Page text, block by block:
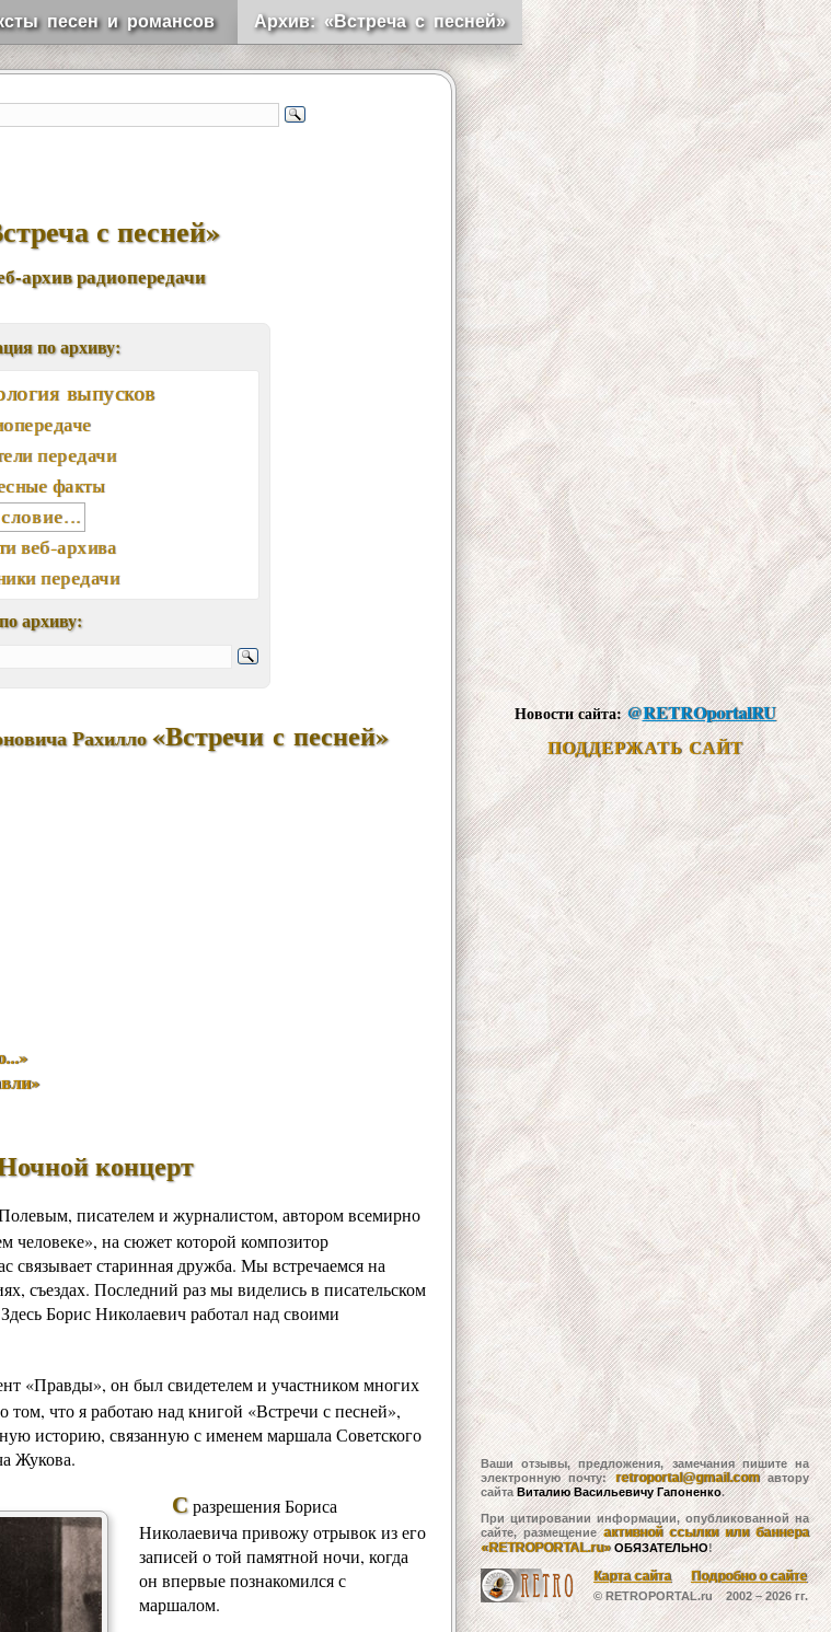
песен и романсов Архив: «Встреча с песней»
с песней»
архив радиопередачи
по архиву:
выпусков
передачи
факты
веб-архива
передачи
интервью, книги
экрана и сцены
«Встречи с песней»
по архиву:
Рахилло«Встречи с песней»
концерт
, писателем и журналистом, автором всемирно
человеке», на сюжет которой композитор
связывает старинная дружба. Мы встречаемся на
съездах. Последний раз мы виделись в писательском
Борис Николаевич работал над своими
«Правды», он был свидетелем и участником многих
том, что я работаю надкнигой «Встречи с песней»,
историю, связанную с именем маршала Советского
Жукова.
Сразрешения Бориса
Николаевича привожу отрывок из его
записей о той памятной ночи, когда
он впервые познакомился с
маршалом.
Новости сайта:@RETROportalRU
ПОДДЕРЖАТЬ САЙТ
Ваши отзывы, предложения, замечания пишите на
электронную почту:retroportal@gmail.comавтору
сайтаВиталию Васильевичу Гапоненко.
При цитировании информации, опубликованной на
сайте, размещениеактивной ссылки или баннера
«RETROPORTAL.ru» ОБЯЗАТЕЛЬНО!
Карта сайта Подробно о сайте
© RETROPORTAL.ru 2002 –2026 гг.